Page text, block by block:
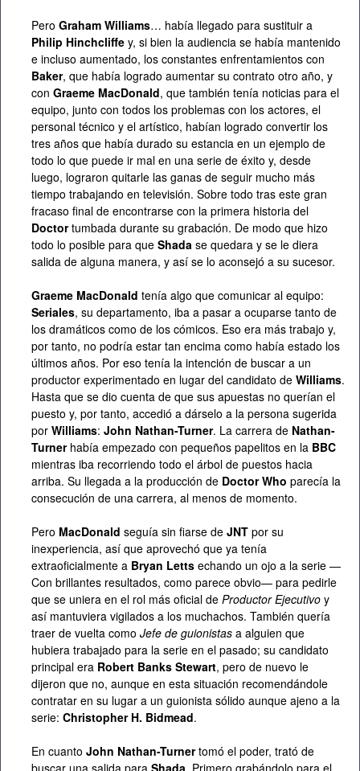
Pero Graham Williams… había llegado para sustituir a
Philip Hinchcliffe y, si bien la audiencia se había mantenido
e incluso aumentado, los constantes enfrentamientos con
Baker, que había logrado aumentar su contrato otro año, y
con Graeme MacDonald, que también tenía noticias para el
equipo, junto con todos los problemas con los actores, el
personal técnico y el artístico, habían logrado convertir los
tres años que había durado su estancia en un ejemplo de
todo lo que puede ir mal en una serie de éxito y, desde
luego, lograron quitarle las ganas de seguir mucho más
tiempo trabajando en televisión. Sobre todo tras este gran
fracaso final de encontrarse con la primera historia del
Doctortumbada durante su grabación. De modo que hizo
todo lo posible para que Shada se quedara y se le diera
salida de alguna manera, y así se lo aconsejó a su sucesor.
Graeme MacDonald tenía algo que comunicar al equipo:
Seriales, su departamento, iba a pasar a ocuparse tanto de
los dramáticos como de los cómicos. Eso era más trabajo y,
por tanto, no podría estar tan encima como había estado los
últimos años. Por eso tenía la intención de buscar a un
productor experimentado en lugar del candidato de Williams.
Hasta que se dio cuenta de que sus apuestas no querían el
puesto y, por tanto, accedió a dárselo a la persona sugerida
por Williams: John Nathan-Turner. La carrera de Nathan-
Turnerhabía empezado con pequeños papelitos en la BBC
mientras iba recorriendo todo el árbol de puestos hacia
arriba. Su llegada a la producción de Doctor Who parecía la
consecución de una carrera, al menos de momento.
Pero MacDonald seguía sin fiarse de JNT por su
inexperiencia, así que aprovechó que ya tenía
extraoficialmente a Bryan Letts echando un ojo a la serie —
Con brillantes resultados, como parece obvio— para pedirle
que se uniera en el rol más oficial de Productor Ejecutivo y
así mantuviera vigilados a los muchachos. También quería
traer de vuelta como Jefe de guionistas a alguien que
hubiera trabajado para la serie en el pasado; su candidato
principal era Robert Banks Stewart, pero de nuevo le
dijeron que no, aunque en esta situación recomendándole
contratar en su lugar a un guionista sólido aunque ajeno a la
serie: Christopher H. Bidmead.
En cuanto John Nathan-Turnertomó el poder, trató de